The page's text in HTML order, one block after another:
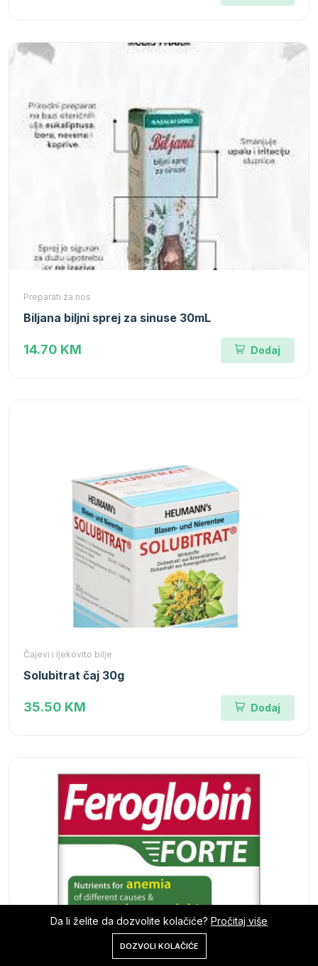
Preparati za nos
Biljana biljni sprej za sinuse 30mL
14.70 KM Dodaj
Čajevi i ljekovito bilje
Solubitrat čaj 30g
35.50 KM Dodaj
Korpa
Da li želite da dozvolite kolačiće? Pročitaj više
DOZVOLI KOLAČIĆE